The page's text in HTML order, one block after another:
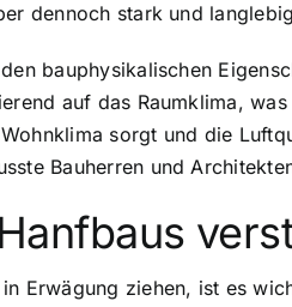
dennoch stark und
bauphysikalischen
auf das Raumklima,
sorgt und die
Bauherren und
Erwägung ziehen, ist es